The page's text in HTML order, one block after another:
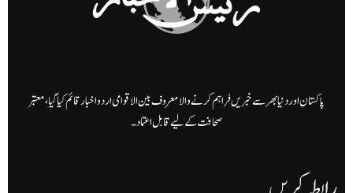
پاکستان اور دنیا بھر سے خبریں فراہم کرنے والا معروف بین الاقوامی اردو اخبار قائم کیا گیا، معتبر
صحافت کے لیے قابل اعتماد۔